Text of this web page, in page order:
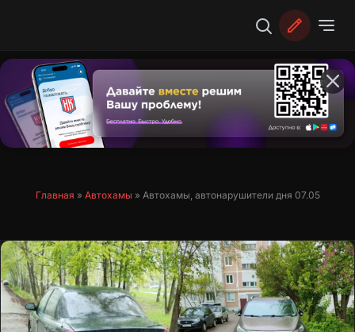
Главная » Автохамы » Автохамы, автонарушители дня 07.05